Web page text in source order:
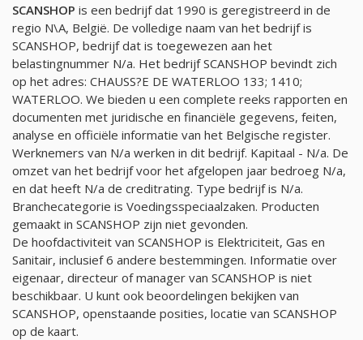
SCANSHOP is een bedrijf dat 1990 is geregistreerd in de
regio N\A, België. De volledige naam van het bedrijf is
SCANSHOP, bedrijf dat is toegewezen aan het
belastingnummer N/a. Het bedrijf SCANSHOP bevindt zich
op het adres: CHAUSS?E DE WATERLOO 133; 1410;
WATERLOO. We bieden u een complete reeks rapporten en
documenten met juridische en financiële gegevens, feiten,
analyse en officiële informatie van het Belgische register.
Werknemers van N/a werken in dit bedrijf. Kapitaal - N/a. De
omzet van het bedrijf voor het afgelopen jaar bedroeg N/a,
en dat heeft N/a de creditrating. Type bedrijf is N/a.
Branchecategorie is Voedingsspeciaalzaken. Producten
gemaakt in SCANSHOP zijn niet gevonden.
De hoofdactiviteit van SCANSHOP is Elektriciteit, Gas en
Sanitair, inclusief 6 andere bestemmingen. Informatie over
eigenaar, directeur of manager van SCANSHOP is niet
beschikbaar. U kunt ook beoordelingen bekijken van
SCANSHOP, openstaande posities, locatie van SCANSHOP
op de kaart.